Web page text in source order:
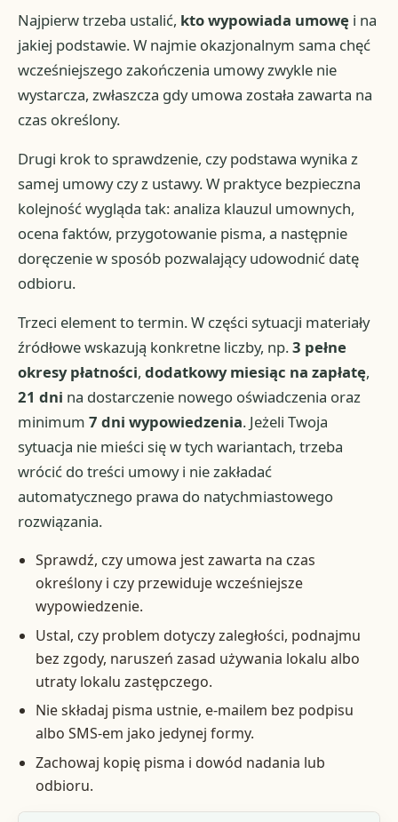
Najpierw trzeba ustalić, kto wypowiada umowę i na
jakiej podstawie. W najmie okazjonalnym sama chęć
wcześniejszego zakończenia umowy zwykle nie
wystarcza, zwłaszcza gdy umowa została zawarta na
czas określony.
Drugi krok to sprawdzenie, czy podstawa wynika z
samej umowy czy z ustawy. W praktyce bezpieczna
kolejność wygląda tak: analiza klauzul umownych,
ocena faktów, przygotowanie pisma, a następnie
doręczenie w sposób pozwalający udowodnić datę
odbioru.
Trzeci element to termin. W części sytuacji materiały
źródłowe wskazują konkretne liczby, np.3 pełne
okresy płatności,dodatkowy miesiąc na zapłatę,
21 dni na dostarczenie nowego oświadczenia oraz
minimum7 dni wypowiedzenia. Jeżeli Twoja
sytuacja nie mieści się w tych wariantach, trzeba
wrócić do treści umowy i nie zakładać
automatycznego prawa do natychmiastowego
rozwiązania.
Sprawdź, czy umowa jest zawarta na czas
określony i czy przewiduje wcześniejsze
wypowiedzenie.
Ustal, czy problem dotyczy zaległości, podnajmu
bez zgody, naruszeń zasad używania lokalu albo
utraty lokalu zastępczego.
Nie składaj pisma ustnie, e-mailem bez podpisu
albo SMS-em jako jedynej formy.
Zachowaj kopię pisma i dowód nadania lub
odbioru.